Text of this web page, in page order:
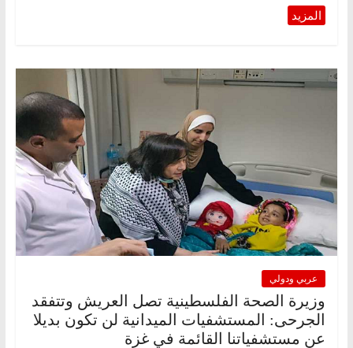
عربي ودولي
وزيرة الصحة الفلسطينية تصل العريش وتتفقد
الجرحى: المستشفيات الميدانية لن تكون بديلا
عن مستشفياتنا القائمة في غزة